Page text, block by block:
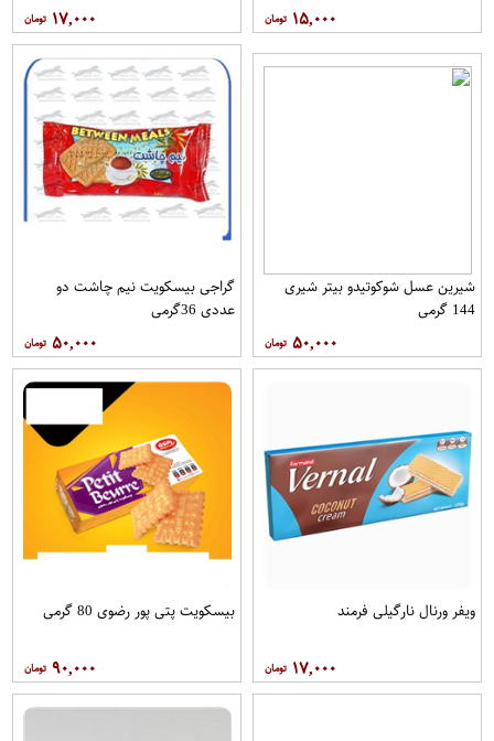
۱۵,۰۰۰ ۱۷,۰۰۰
شیرین عسل شوکوتیدو بیتر شیری
144 گرمی
۵۰,۰۰۰
گراجی بیسکویت نیم چاشت دو
عددی 36گرمی
۵۰,۰۰۰
ویفر ورنال نارگیلی فرمند
۱۷,۰۰۰
بیسکویت پتی پور رضوی 80 گرمی
۹۰,۰۰۰